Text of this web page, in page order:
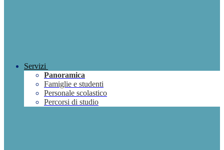
Servizi
Panoramica
Famiglie e studenti
Personale scolastico
Percorsi di studio